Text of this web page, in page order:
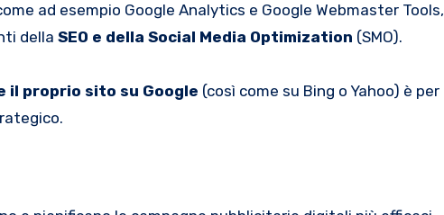
ad esempio Google Analytics e Google Webmaster Tools,
della SEO e della Social Media Optimization (SMO).
il proprio sito su Google (così come su Bing o Yahoo) è per